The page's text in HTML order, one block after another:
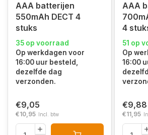
AAA batterijen
550mAh DECT 4
stuks
35 op voorraad
Op werkdagen voor
16:00 uur besteld,
dezelfde dag
verzonden.
€9,05
€10,95 Incl. btw
AAA
4
51 op
Op
16:00
€9,88
€11,95